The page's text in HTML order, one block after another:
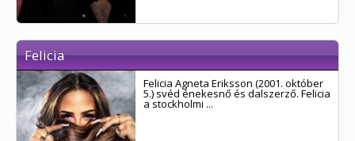
Felicia
Felicia Agneta Eriksson (2001. október
5.) svéd énekesnő és dalszerző. Felicia
a stockholmi ...